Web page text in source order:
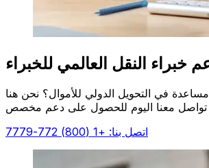
في التحويل الدولي للأموال؟ نحن هنا
اتصل بنا: +1 (800) 772-7779